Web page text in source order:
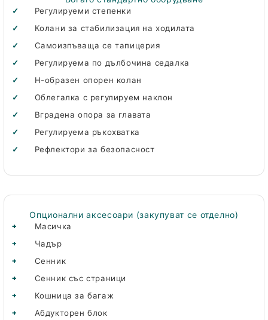
Регулируеми степенки
Колани за стабилизация на ходилата
Самоизпъваща се тапицерия
Регулируема по дълбочина седалка
Н-образен опорен колан
Облегалка с регулируем наклон
Вградена опора за главата
Регулируема ръкохватка
Рефлектори за безопасност
Опционални аксесоари (закупуват се отделно)
Масичка
Чадър
Сенник
Сенник със страници
Кошница за багаж
Абдукторен блок